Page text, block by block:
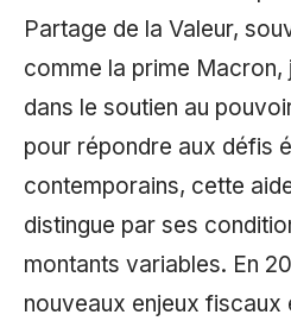
Partage de la Valeur,
comme la prime Macron,
dans le soutien au
pour répondre aux défis
contemporains, cette
distingue par ses
montants variables. En
nouveaux enjeux fiscaux